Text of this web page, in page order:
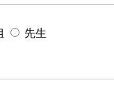
先生